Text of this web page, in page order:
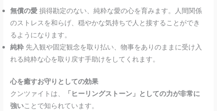
無償の愛 損得勘定のない、純粋な愛の心を育みます。人間関係
のストレスを和らげ、穏やかな気持ちで人と接することができ
るようになります。
純粋 先入観や固定観念を取り払い、物事をありのままに受け入
れる純粋な心を取り戻す手助けをしてくれます。
心を癒すお守りとしての効果
クンツァイトは、
「ヒーリングストーン」としての力が非常に
強いことで知られています。